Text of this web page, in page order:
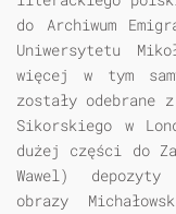
do Archiwum
Uniwersytetu
więcej w tym
zostały odebrane
Sikorskiego w
dużej części do
Wawel)
obrazy